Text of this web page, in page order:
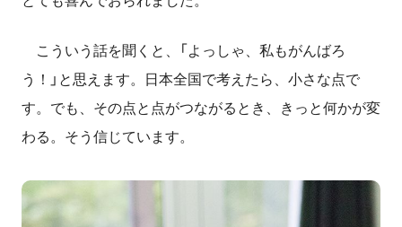
こういう話を聞くと、「よっしゃ、私もがんばろ
う！」と思えます。日本全国で考えたら、小さな点で
す。でも、その点と点がつながるとき、きっと何かが変
わる。そう信じています。